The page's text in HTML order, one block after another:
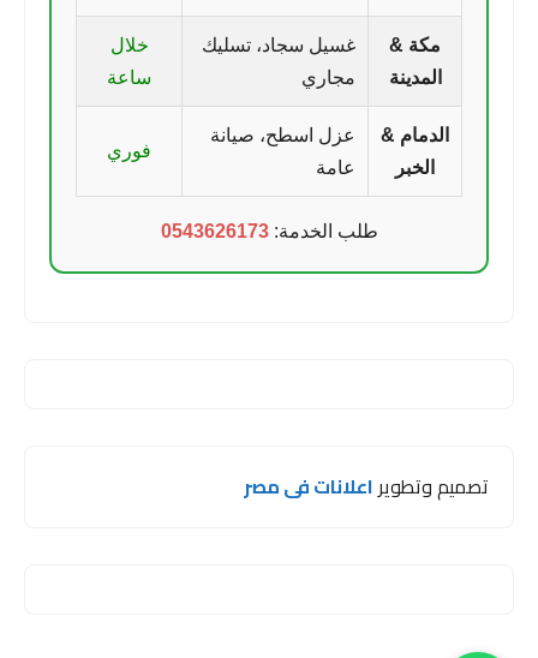
مكة &
المدينة
غسيل سجاد، تسليك
مجاري
خلال
ساعة
الدمام &
الخبر
عزل اسطح، صيانة
عامة
فوري
طلب الخدمة:0543626173
تصميم وتطويراعلانات فى مصر